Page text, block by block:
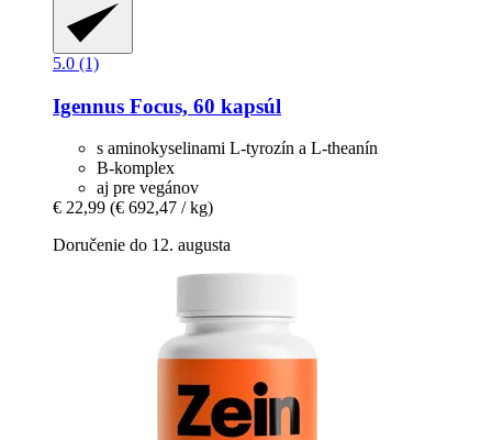
5.0 (1)
Igennus Focus, 60 kapsúl
s aminokyselinami L-tyrozín a L-theanín
B-komplex
aj pre vegánov
€ 22,99 (€ 692,47 / kg)
Doručenie do 12. augusta